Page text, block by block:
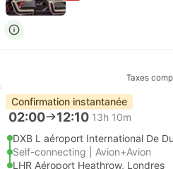
Taxes
Confirmation instantanée
02:00 12:10 13h 10m
DXB L aéroport International De
Self-connecting | Avion+Avion
LHR Aéroport Heathrow, Londres